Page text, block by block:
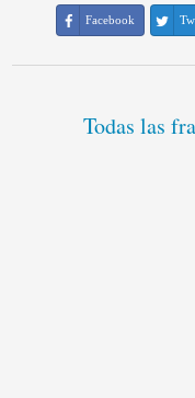
Facebook
Todas las